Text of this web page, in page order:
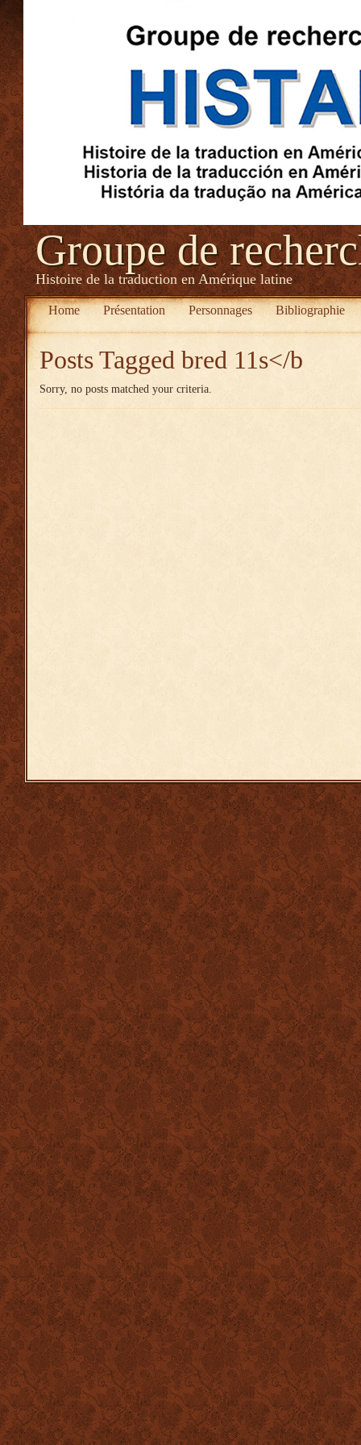
Groupe de
Histoire de la traduction en Amérique latine
Home Présentation Personnages Bibliographie
Posts Tagged bred 11s</b
Sorry, no posts matched your criteria.